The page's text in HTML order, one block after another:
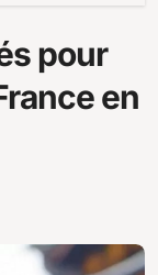
pour
en